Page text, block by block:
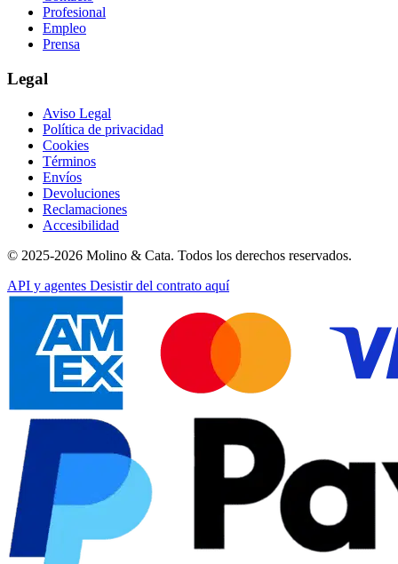
Profesional
Empleo
Prensa
Legal
Aviso Legal
Política de privacidad
Cookies
Términos
Envíos
Devoluciones
Reclamaciones
Accesibilidad
© 2025-2026 Molino & Cata. Todos los derechos reservados.
API y agentes Desistir del contrato aquí